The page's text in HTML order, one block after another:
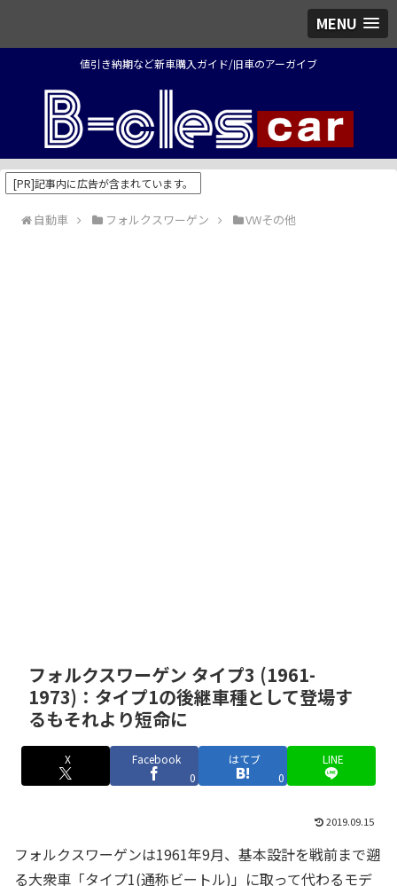
MENU
値引き納期など新車購入ガイド/旧車のアーガイブ
[PR]記事内に広告が含まれています。
自動車 フォルクスワーゲン VWその他
フォルクスワーゲン タイプ3 (1961-
1973)：タイプ1の後継車種として登場す
るもそれより短命に
X
Facebook
0
はてブ
0
LINE
2019.09.15
フォルクスワーゲンは1961年9月、基本設計を戦前まで遡
る大衆車「タイプ1(通称ビートル)」に取って代わるモデ